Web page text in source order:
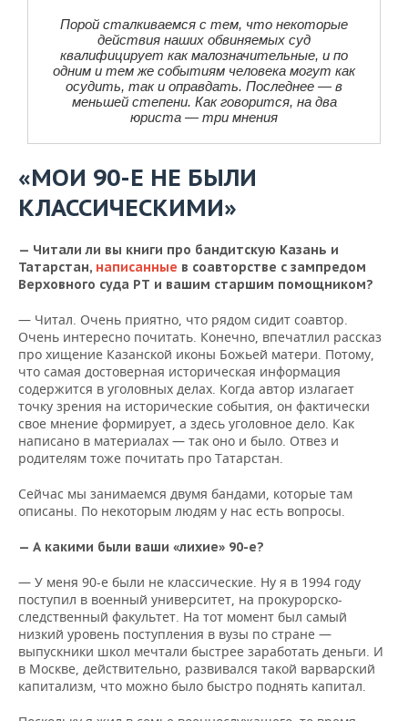
Порой сталкиваемся с тем, что некоторые
действия наших обвиняемых суд
квалифицирует как малозначительные, и по
одним и тем же событиям человека могут как
осудить, так и оправдать. Последнее — в
меньшей степени. Как говорится, на два
юриста — три мнения
«МОИ 90-Е НЕ БЫЛИ
КЛАССИЧЕСКИМИ»
— Читали ли вы книги про бандитскую Казань и
Татарстан, написанные в соавторстве с зампредом
Верховного суда РТ и вашим старшим помощником?
— Читал. Очень приятно, что рядом сидит соавтор.
Очень интересно почитать. Конечно, впечатлил рассказ
про хищение Казанской иконы Божьей матери. Потому,
что самая достоверная историческая информация
содержится в уголовных делах. Когда автор излагает
точку зрения на исторические события, он фактически
свое мнение формирует, а здесь уголовное дело. Как
написано в материалах — так оно и было. Отвез и
родителям тоже почитать про Татарстан.
Сейчас мы занимаемся двумя бандами, которые там
описаны. По некоторым людям у нас есть вопросы.
— А какими были ваши «лихие» 90-е?
— У меня 90-е были не классические. Ну я в 1994 году
поступил в военный университет, на прокурорско-
следственный факультет. На тот момент был самый
низкий уровень поступления в вузы по стране —
выпускники школ мечтали быстрее заработать деньги. И
в Москве, действительно, развивался такой варварский
капитализм, что можно было быстро поднять капитал.